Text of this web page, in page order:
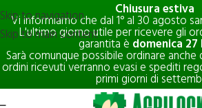
Chiusura estiva
Vi informiamo che dal 1° al 30 agosto
L'ultimo giorno utile per ricevere gli
garantita è domenica
Sarà comunque possibile ordinare anche
ordini ricevuti verranno evasi e spediti
primi giorni di
Skip to navigation
Skip to main content